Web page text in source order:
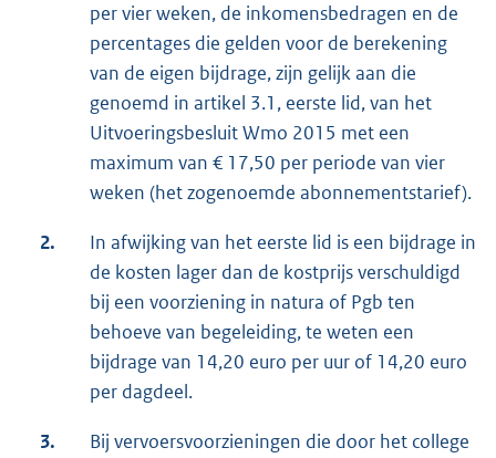
per vier weken, de inkomensbedragen en de
percentages die gelden voor de berekening
van de eigen bijdrage, zijn gelijk aan die
genoemd in artikel 3.1, eerste lid, van het
Uitvoeringsbesluit Wmo 2015 met een
maximum van € 17,50 per periode van vier
weken (het zogenoemde abonnementstarief).
2.
In afwijking van het eerste lid is een bijdrage in
de kosten lager dan de kostprijs verschuldigd
bij een voorziening in natura of Pgb ten
behoeve van begeleiding, te weten een
bijdrage van 14,20 euro per uur of 14,20 euro
per dagdeel.
3.
Bij vervoersvoorzieningen die door het college